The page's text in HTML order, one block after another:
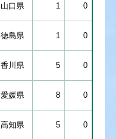
山口県 1 0
徳島県 1 0
香川県 5 0
愛媛県 8 0
高知県 5 0